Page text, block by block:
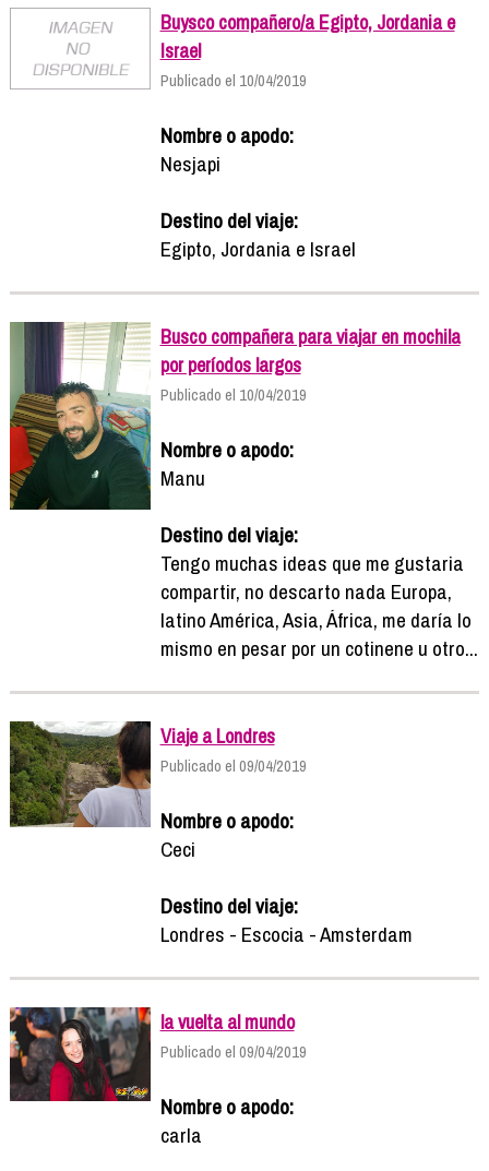
Buysco compañero/a Egipto, Jordania e
Israel
Publicado el 10/04/2019
Nombre o apodo:
Nesjapi
Destino del viaje:
Egipto, Jordania e Israel
Busco compañera para viajar en mochila
por períodos largos
Publicado el 10/04/2019
Nombre o apodo:
Manu
Destino del viaje:
Tengo muchas ideas que me gustaria
compartir, no descarto nada Europa,
latino América, Asia, África, me daría lo
mismo en pesar por un cotinene u otro...
Viaje a Londres
Publicado el 09/04/2019
Nombre o apodo:
Ceci
Destino del viaje:
Londres - Escocia - Amsterdam
la vuelta al mundo
Publicado el 09/04/2019
Nombre o apodo:
carla